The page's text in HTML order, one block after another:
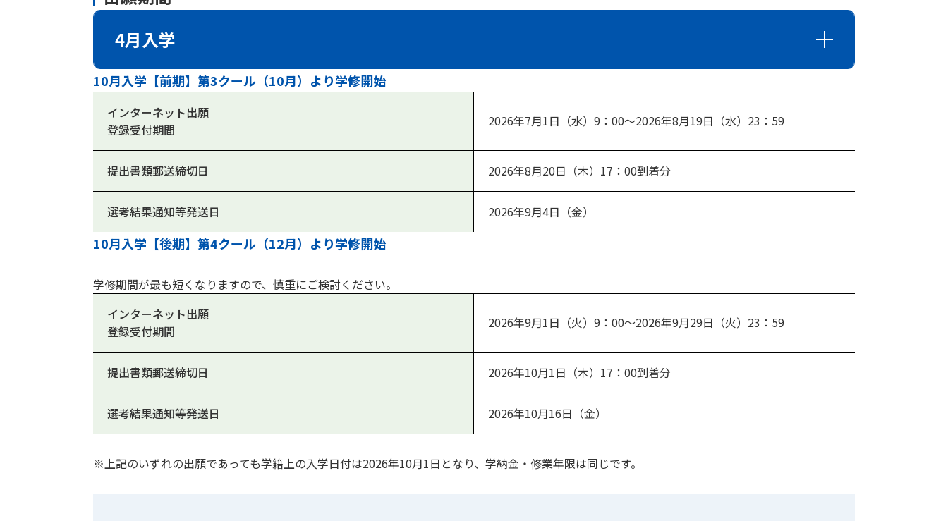
4月入学
10月入学【前期】第3クール（10月）より学修開始
インターネット出願
登録受付期間
2026年7月1日（水）9：00～2026年8月19日（水）23：59
提出書類郵送締切日 2026年8月20日（木）17：00到着分
選考結果通知等発送日 2026年9月4日（金）
10月入学【後期】第4クール（12月）より学修開始
学修期間が最も短くなりますので、慎重にご検討ください。
インターネット出願
登録受付期間
2026年9月1日（火）9：00～2026年9月29日（火）23：59
提出書類郵送締切日 2026年10月1日（木）17：00到着分
選考結果通知等発送日 2026年10月16日（金）
※上記のいずれの出願であっても学籍上の入学日付は2026年10月1日となり、学納金・修業年限は同じです。